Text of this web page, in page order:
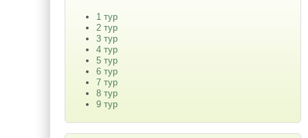
1 тур
2 тур
3 тур
4 тур
5 тур
6 тур
7 тур
8 тур
9 тур